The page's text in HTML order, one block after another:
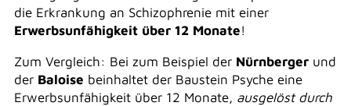
die Erkrankung an Schizophrenie mit einer
Erwerbsunfähigkeit über 12 Monate!
Zum Vergleich: Bei zum Beispiel der Nürnbergerund
der Baloise beinhaltet der Baustein Psyche eine
Erwerbsunfähigkeit über 12 Monate, ausgelöst durch